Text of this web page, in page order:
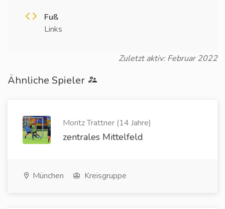
Fuß
Links
Zuletzt aktiv: Februar 2022
Ähnliche Spieler
Moritz Trattner (14 Jahre)
zentrales Mittelfeld
München Kreisgruppe